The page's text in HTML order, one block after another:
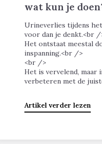
wat kun je
Urineverlies tijdens
voor dan je denkt.<br /
Het ontstaat meestal
inspanning.<br />
<br />
Het is vervelend, maar
verbeteren met de
Artikel verder lezen